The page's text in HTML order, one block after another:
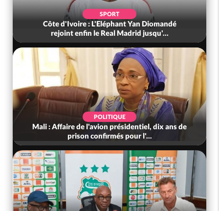
SPORT
Côte d'Ivoire : L'Eléphant Yan Diomandé
rejoint enfin le Real Madrid jusqu'...
POLITIQUE
Mali : Affaire de l'avion présidentiel, dix ans de
prison confirmés pour l'...